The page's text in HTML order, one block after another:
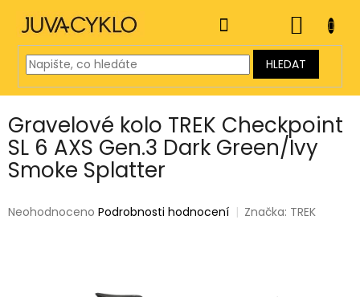
obsah
HLEDAT
KOŠÍK
Gravelové kolo TREK Checkpoint
SL 6 AXS Gen.3 Dark Green/Ivy
Smoke Splatter
Průměrné
Neohodnoceno Podrobnosti hodnocení Značka: TREK